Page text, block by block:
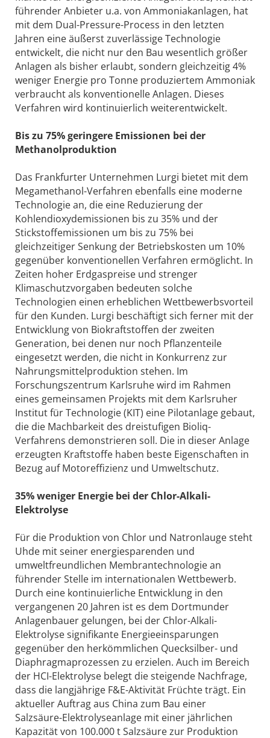
führender Anbieter u.a. von Ammoniakanlagen, hat
mit dem Dual-Pressure-Process in den letzten
Jahren eine äußerst zuverlässige Technologie
entwickelt, die nicht nur den Bau wesentlich größer
Anlagen als bisher erlaubt, sondern gleichzeitig 4%
weniger Energie pro Tonne produziertem Ammoniak
verbraucht als konventionelle Anlagen. Dieses
Verfahren wird kontinuierlich weiterentwickelt.
Bis zu 75% geringere Emissionen bei der
Methanolproduktion
Das Frankfurter Unternehmen Lurgi bietet mit dem
Megamethanol-Verfahren ebenfalls eine moderne
Technologie an, die eine Reduzierung der
Kohlendioxydemissionen bis zu 35% und der
Stickstoffemissionen um bis zu 75% bei
gleichzeitiger Senkung der Betriebskosten um 10%
gegenüber konventionellen Verfahren ermöglicht. In
Zeiten hoher Erdgaspreise und strenger
Klimaschutzvorgaben bedeuten solche
Technologien einen erheblichen Wettbewerbsvorteil
für den Kunden. Lurgi beschäftigt sich ferner mit der
Entwicklung von Biokraftstoffen der zweiten
Generation, bei denen nur noch Pflanzenteile
eingesetzt werden, die nicht in Konkurrenz zur
Nahrungsmittelproduktion stehen. Im
Forschungszentrum Karlsruhe wird im Rahmen
eines gemeinsamen Projekts mit dem Karlsruher
Institut für Technologie (KIT) eine Pilotanlage gebaut,
die die Machbarkeit des dreistufigen Bioliq-
Verfahrens demonstrieren soll. Die in dieser Anlage
erzeugten Kraftstoffe haben beste Eigenschaften in
Bezug auf Motoreffizienz und Umweltschutz.
35% weniger Energie bei der Chlor-Alkali-
Elektrolyse
Für die Produktion von Chlor und Natronlauge steht
Uhde mit seiner energiesparenden und
umweltfreundlichen Membrantechnologie an
führender Stelle im internationalen Wettbewerb.
Durch eine kontinuierliche Entwicklung in den
vergangenen 20 Jahren ist es dem Dortmunder
Anlagenbauer gelungen, bei der Chlor-Alkali-
Elektrolyse signifikante Energieeinsparungen
gegenüber den herkömmlichen Quecksilber- und
Diaphragmaprozessen zu erzielen. Auch im Bereich
der HCI-Elektrolyse belegt die steigende Nachfrage,
dass die langjährige F&E-Aktivität Früchte trägt. Ein
aktueller Auftrag aus China zum Bau einer
Salzsäure-Elektrolyseanlage mit einer jährlichen
Kapazität von 100.000 t Salzsäure zur Produktion